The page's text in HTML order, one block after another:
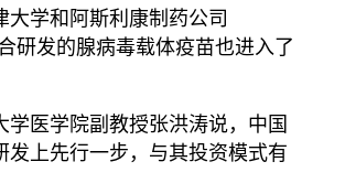
大学和阿斯利康制药公司
研发的腺病毒载体疫苗也进入了
学医学院副教授张洪涛说，中国
发上先行一步，与其投资模式有